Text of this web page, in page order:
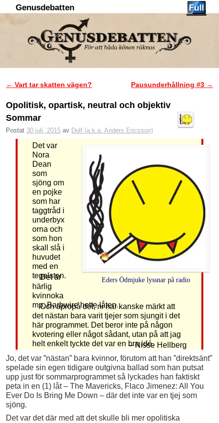
Genusdebatten
Inläggsnavigering
← Vart tar skatten vägen? Pausunderhållning #3 →
Opolitisk, opartisk, neutral och objektiv
Sommar
Postat 30 juli, 2015 av Dolf (a.k.a. Anders Ericsson)
Eders Ödmjuke lyssnar på radio
Det var
Nora
Dean
som
sjöng om
en pojke
som har
taggtråd i
underbyx
orna och
som hon
skall slå i
huvudet
med en
tegelsten.
Det är
härlig
kvinnoka
mp. Barbwire hette låten.
Och apropå det, ni har kanske märkt att
det nästan bara varit tjejer som sjungit i det
här programmet. Det beror inte på någon
kvotering eller något sådant, utan på att jag
helt enkelt tyckte det var en bra idé.– Nisse Hellberg
Jo, det var ”nästan” bara kvinnor, förutom att han ”direktsänt”
spelade sin egen tidigare outgivna ballad som han putsat
upp just för sommarprogrammet så lyckades han faktiskt
peta in en (1) låt – The Mavericks, Flaco Jimenez: All You
Ever Do Is Bring Me Down – där det inte var en tjej som
sjöng.
Det var det där med att det skulle bli mer opolitiska